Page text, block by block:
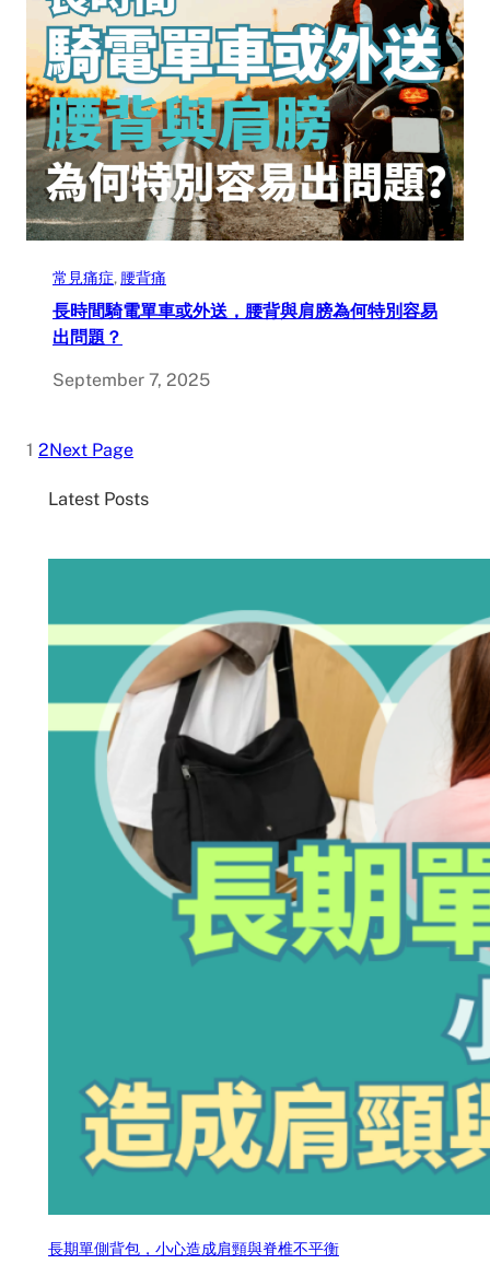
常見痛症, 腰背痛
長時間騎電單車或外送，腰背與肩膀為何特別容易
出問題？
September 7, 2025
1 2Next Page
Latest Posts
長期單側背包，小心造成肩頸與脊椎不平衡